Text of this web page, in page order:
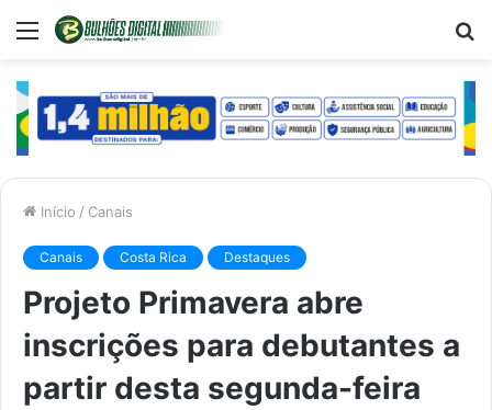
Menu
Início / Canais
Canais Costa Rica Destaques
Projeto Primavera abre
inscrições para debutantes a
partir desta segunda-feira